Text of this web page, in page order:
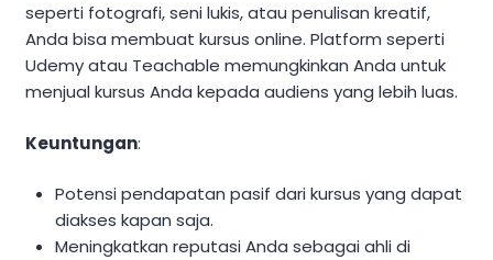
seperti fotografi, seni lukis, atau penulisan kreatif,
Anda bisa membuat kursus online. Platform seperti
Udemy atau Teachable memungkinkan Anda untuk
menjual kursus Anda kepada audiens yang lebih luas.
Keuntungan:
Potensi pendapatan pasif dari kursus yang dapat
diakses kapan saja.
Meningkatkan reputasi Anda sebagai ahli di